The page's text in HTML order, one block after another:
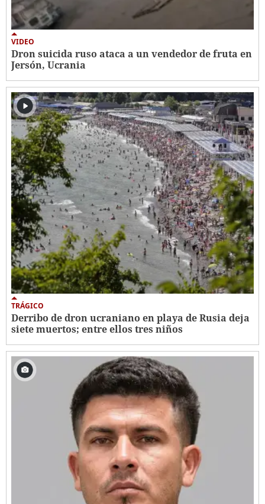
VIDEO
Dron suicida ruso ataca a un vendedor de fruta en
Jersón, Ucrania
TRÁGICO
Derribo de dron ucraniano en playa de Rusia deja
siete muertos; entre ellos tres niños